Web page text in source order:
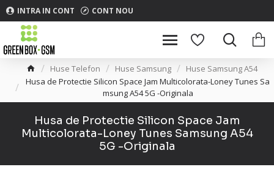
INTRA IN CONT CONT NOU
Huse Telefon Huse Samsung
Huse Samsung A54
Husa de Protectie Silicon Space Jam Multicolorata-Loney Tunes Sa
msung A54 5G -Originala
Husa de Protectie Silicon Space Jam
Multicolorata-Loney Tunes Samsung A54
5G -Originala